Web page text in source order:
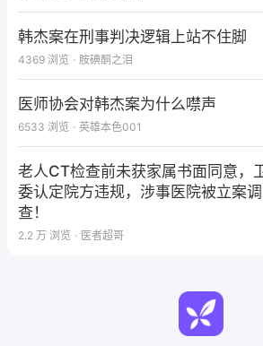
韩杰案在刑事判决逻辑上站不住脚
4369 浏览 · 胺碘酮之泪
医师协会对韩杰案为什么噤声
6533 浏览 · 英雄本色001
老人CT检查前未获家属书面同意，
委认定院方违规，涉事医院被立案调
查！
2.2 万 浏览 · 医者超哥